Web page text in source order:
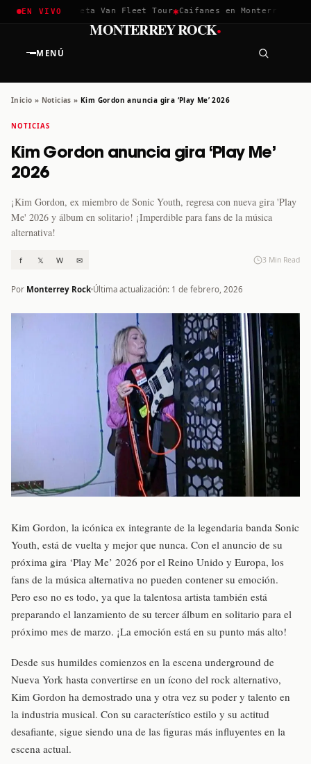
EN VIVO
2026 ✱Greta Van Fleet Tour✱Caifanes en Monterrey · 12
MENÚ
MONTERREY ROCK·
Inicio » Noticias » Kim Gordon anuncia gira ‘Play Me’ 2026
NOTICIAS
Kim Gordon anuncia gira ‘Play Me’
2026
¡Kim Gordon, ex miembro de Sonic Youth, regresa con nueva gira 'Play
Me' 2026 y álbum en solitario! ¡Imperdible para fans de la música
alternativa!
f 𝕏 W ✉ 3 Min Read
Por Monterrey Rock Última actualización: 1 de febrero, 2026
Kim Gordon, la icónica ex integrante de la legendaria banda Sonic
Youth, está de vuelta y mejor que nunca. Con el anuncio de su
próxima gira ‘Play Me’ 2026 por el Reino Unido y Europa, los
fans de la música alternativa no pueden contener su emoción.
Pero eso no es todo, ya que la talentosa artista también está
preparando el lanzamiento de su tercer álbum en solitario para el
próximo mes de marzo. ¡La emoción está en su punto más alto!
Desde sus humildes comienzos en la escena underground de
Nueva York hasta convertirse en un ícono del rock alternativo,
Kim Gordon ha demostrado una y otra vez su poder y talento en
la industria musical. Con su característico estilo y su actitud
desafiante, sigue siendo una de las figuras más influyentes en la
escena actual.